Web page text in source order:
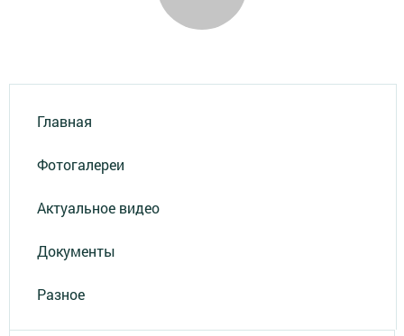
Главная
Фотогалереи
Актуальное видео
Документы
Разное